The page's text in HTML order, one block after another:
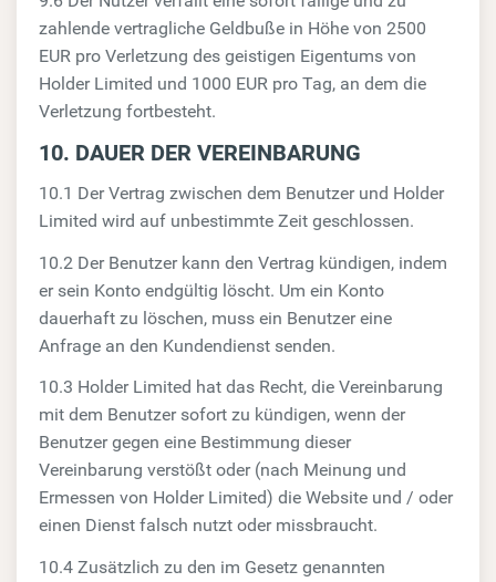
zahlende vertragliche Geldbuße in Höhe von 2500
EUR pro Verletzung des geistigen Eigentums von
Holder Limited und 1000 EUR pro Tag, an dem die
Verletzung fortbesteht.
10. DAUER DER VEREINBARUNG
10.1 Der Vertrag zwischen dem Benutzer und Holder
Limited wird auf unbestimmte Zeit geschlossen.
10.2 Der Benutzer kann den Vertrag kündigen, indem
er sein Konto endgültig löscht. Um ein Konto
dauerhaft zu löschen, muss ein Benutzer eine
Anfrage an den Kundendienst senden.
10.3 Holder Limited hat das Recht, die Vereinbarung
mit dem Benutzer sofort zu kündigen, wenn der
Benutzer gegen eine Bestimmung dieser
Vereinbarung verstößt oder (nach Meinung und
Ermessen von Holder Limited) die Website und / oder
einen Dienst falsch nutzt oder missbraucht.
10.4 Zusätzlich zu den im Gesetz genannten